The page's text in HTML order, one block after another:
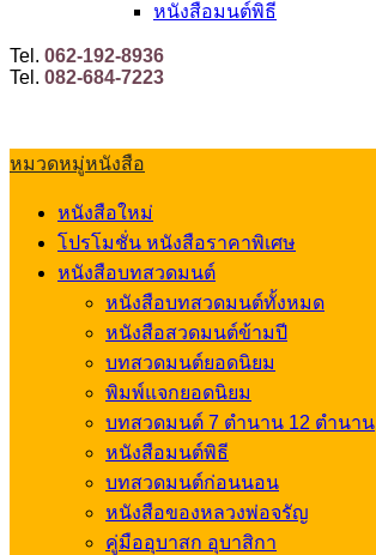
หนังสือมนต์พิธี
Tel. 062-192-8936
Tel. 082-684-7223
หมวดหมู่หนังสือ
หนังสือใหม่
โปรโมชั่น หนังสือราคาพิเศษ
หนังสือบทสวดมนต์
หนังสือบทสวดมนต์ทั้งหมด
หนังสือสวดมนต์ข้ามปี
บทสวดมนต์ยอดนิยม
พิมพ์แจกยอดนิยม
บทสวดมนต์ 7 ตำนาน 12 ตำนาน
หนังสือมนต์พิธี
บทสวดมนต์ก่อนนอน
หนังสือของหลวงพ่อจรัญ
คู่มืออุบาสก อุบาสิกา